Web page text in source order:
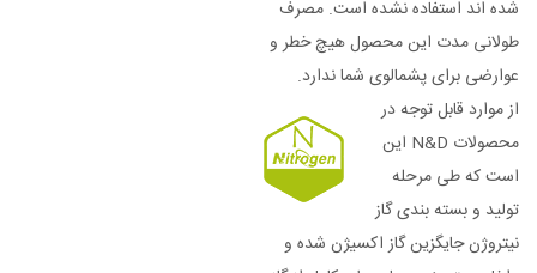
شده اند استفاده نشده است. مصرف
طولانی مدت این محصول هیچ خطر و
عوارضی برای پشمالوی شما ندارد.
از موارد قابل توجه در
محصولات N&D این
است که طی مرحله
تولید و بسته بندی گاز
نیتروژن جایگزین گاز اکسیژن شده و